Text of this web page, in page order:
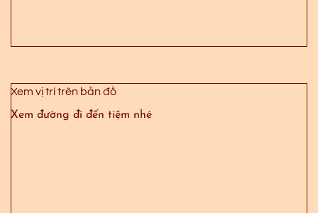
Xem vị trí trên bản đồ
Xem đường đi đến tiệm nhé